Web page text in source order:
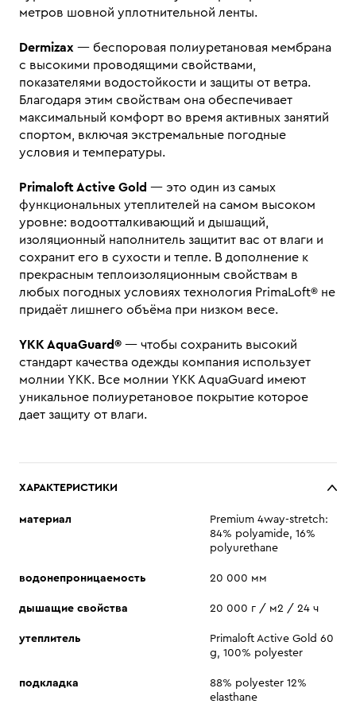
метров шовной уплотнительной ленты.
Dermizax — беспоровая полиуретановая мембрана
с высокими проводящими свойствами,
показателями водостойкости и защиты от ветра.
Благодаря этим свойствам она обеспечивает
максимальный комфорт во время активных занятий
спортом, включая экстремальные погодные
условия и температуры.
Primaloft Active Gold — это один из самых
функциональных утеплителей на самом высоком
уровне: водоотталкивающий и дышащий,
изоляционный наполнитель защитит вас от влаги и
сохранит его в сухости и тепле. В дополнение к
прекрасным теплоизоляционным свойствам в
любых погодных условиях технология PrimaLoft® не
придаёт лишнего объёма при низком весе.
YKK AquaGuard® — чтобы сохранить высокий
стандарт качества одежды компания использует
молнии YKK. Все молнии YKK AquaGuard имеют
уникальное полиуретановое покрытие которое
дает защиту от влаги.
ХАРАКТЕРИСТИКИ
материал
Premium 4way-stretch:
84% polyamide, 16%
polyurethane
водонепроницаемость 20 000 мм
дышащие свойства 20 000 г / м2 / 24 ч
утеплитель
Primaloft Active Gold 60
g, 100% polyester
подкладка
88% polyester 12%
elasthane